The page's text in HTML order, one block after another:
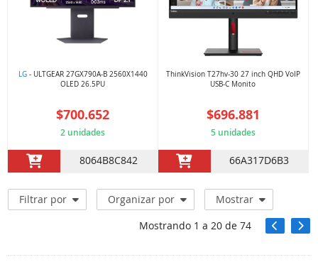
LG- ULTGEAR 27GX790A-B 2560X1440
OLED 26.5PU
$700.652
2 unidades
8064B8C842
ThinkVision T27hv-30 27 inch QHD VoIP
USB-C Monito
$696.881
5 unidades
66A317D6B3
Filtrar por Organizar por
Mostrar
Mostrando 1 a 20de 74